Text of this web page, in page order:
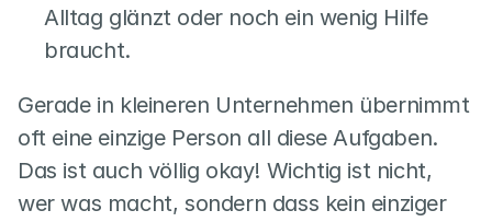
Alltag glänzt oder noch ein wenig Hilfe
braucht.
Gerade in kleineren Unternehmen übernimmt
oft eine einzige Person all diese Aufgaben.
Das ist auch völlig okay! Wichtig ist nicht,
wer was macht, sondern dass kein einziger